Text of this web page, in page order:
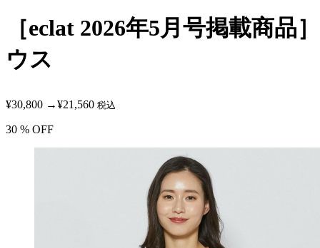
［eclat 2026年5月号掲載商
ウス
¥30,800 →¥21,560 税込
30 % OFF